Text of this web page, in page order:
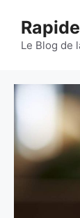
contenuLe Blog de